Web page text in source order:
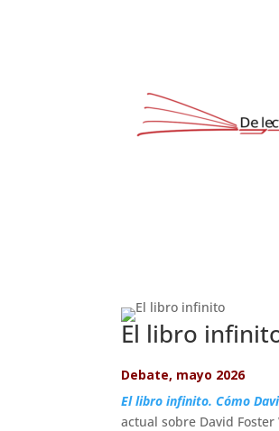
El libro
Debate, mayo 2026
El libro infinito. Cómo
actual sobre David